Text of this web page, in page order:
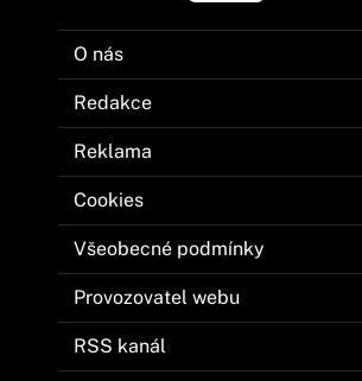
O nás
Redakce
Reklama
Cookies
Všeobecné podmínky
Provozovatel webu
RSS kanál